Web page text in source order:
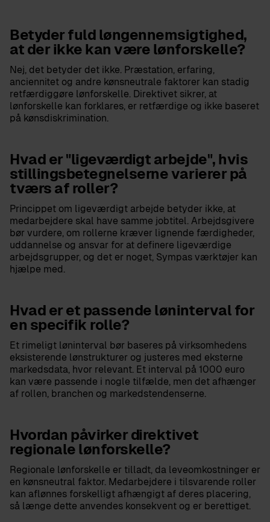
Betyder fuld løngennemsigtighed,
at der ikke kan være lønforskelle?
Nej, det betyder det ikke. Præstation, erfaring,
anciennitet og andre kønsneutrale faktorer kan stadig
retfærdiggøre lønforskelle. Direktivet sikrer, at
lønforskelle kan forklares, er retfærdige og ikke baseret
på kønsdiskrimination.
Hvad er "ligeværdigt arbejde", hvis
stillingsbetegnelserne varierer på
tværs af roller?
Princippet om ligeværdigt arbejde betyder ikke, at
medarbejdere skal have samme jobtitel. Arbejdsgivere
bør vurdere, om rollerne kræver lignende færdigheder,
uddannelse og ansvar for at definere ligeværdige
arbejdsgrupper, og det er noget, Sympas værktøjer kan
hjælpe med.
Hvad er et passende løninterval for
en specifik rolle?
Et rimeligt løninterval bør baseres på virksomhedens
eksisterende lønstrukturer og justeres med eksterne
markedsdata, hvor relevant. Et interval på 1000 euro
kan være passende i nogle tilfælde, men det afhænger
af rollen, branchen og markedstendenserne.
Hvordan påvirker direktivet
regionale lønforskelle?
Regionale lønforskelle er tilladt, da leveomkostninger er
en kønsneutral faktor. Medarbejdere i tilsvarende roller
kan aflønnes forskelligt afhængigt af deres placering,
så længe dette anvendes konsekvent og er berettiget.